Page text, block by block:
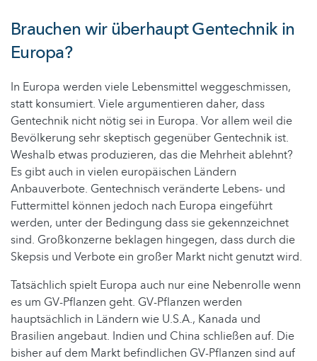
Brauchen wir überhaupt Gentechnik in
Europa?
In Europa werden viele Lebensmittel weggeschmissen,
statt konsumiert. Viele argumentieren daher, dass
Gentechnik nicht nötig sei in Europa. Vor allem weil die
Bevölkerung sehr skeptisch gegenüber Gentechnik ist.
Weshalb etwas produzieren, das die Mehrheit ablehnt?
Es gibt auch in vielen europäischen Ländern
Anbauverbote. Gentechnisch veränderte Lebens- und
Futtermittel können jedoch nach Europa eingeführt
werden, unter der Bedingung dass sie gekennzeichnet
sind. Großkonzerne beklagen hingegen, dass durch die
Skepsis und Verbote ein großer Markt nicht genutzt wird.
Tatsächlich spielt Europa auch nur eine Nebenrolle wenn
es um GV-Pflanzen geht. GV-Pflanzen werden
hauptsächlich in Ländern wie U.S.A., Kanada und
Brasilien angebaut. Indien und China schließen auf. Die
bisher auf dem Markt befindlichen GV-Pflanzen sind auf